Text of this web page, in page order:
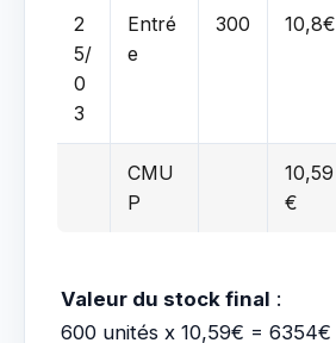
2
5/
0
3
Entré
e
300 10,8€
CMU
P
10,59
€
Valeur du stock final :
600 unités x 10,59€ = 6354€